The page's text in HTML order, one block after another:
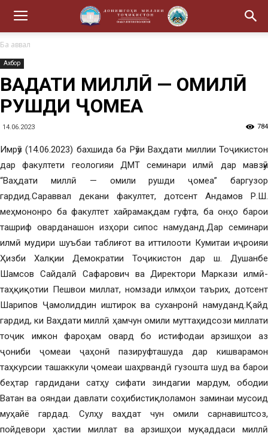
Ба аввал
Ахбор
ВАҲДАТИ МИЛЛӢ — ОМИЛӢ
РУШДИ ҶОМЕА
14.06.2023 784
Имрӯз (14.06.2023) бахшида ба Рӯзи Ваҳдати миллии Тоҷикистон
дар факултети геологияи ДМТ семинари илмӣ дар мавзӯи
“Ваҳдати миллӣ — омили рушди ҷомеа” баргузор
гардид.Сараввал декани факултет, дотсент Андамов Р.Ш.
меҳмононро ба факултет хайрамақдам гуфта, ба онҳо барои
ташриф оварданашон изҳори сипос намуданд.Дар семинари
илмӣ мудири шуъбаи таблиғот ва иттилооти Кумитаи иҷроияи
Ҳизби Халқии Демократии Тоҷикистон дар ш. Душанбе
Шамсов Сайдалӣ Сафарович ва Директори Маркази илмӣ-
таҳқиқотии Пешвои миллат, номзади илмҳои таърих, дотсент
Шарипов Ҷамолиддин иштирок ва суханронӣ намуданд.Қайд
гардид, ки Ваҳдати миллӣ ҳамчун омили муттаҳидсози миллати
тоҷик имкон фароҳам овард бо истифодаи арзишҳои аз
ҷониби ҷомеаи ҷаҳонӣ пазируфташуда дар кишварамон
таҳкурсии ташаккули ҷомеаи шаҳрвандӣ гузошта шуд ва барои
беҳтар гардидани сатҳу сифати зиндагии мардум, ободии
Ватан ва ояндаи давлати соҳибистиқлоламон заминаи мусоид
муҳайё гардад. Сулҳу ваҳдат чун омили сарнавиштсоз,
пойдевори ҳастии миллат ва арзишҳои муқаддаси миллӣ